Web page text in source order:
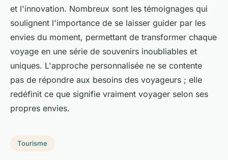
et l'innovation. Nombreux sont les témoignages qui
soulignent l'importance de se laisser guider par les
envies du moment, permettant de transformer chaque
voyage en une série de souvenirs inoubliables et
uniques. L'approche personnalisée ne se contente
pas de répondre aux besoins des voyageurs ; elle
redéfinit ce que signifie vraiment voyager selon ses
propres envies.
Tourisme